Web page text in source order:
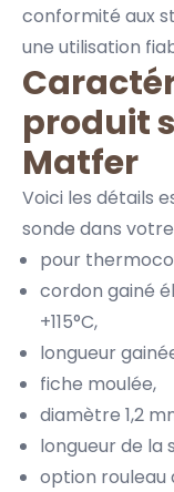
conformité aux
une utilisation
produit
Matfer
Voici les détails
sonde dans
pour
cordon gainé
+115°C,
longueur
fiche moulée,
diamètre 1,2
longueur de la
option rouleau